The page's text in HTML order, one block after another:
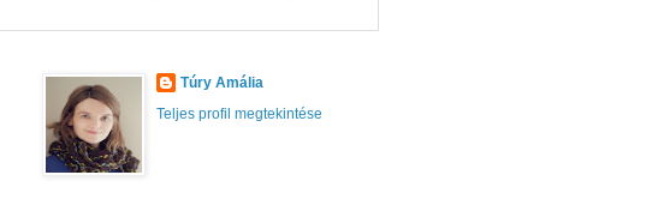
Túry Amália
Teljes profil megtekintése